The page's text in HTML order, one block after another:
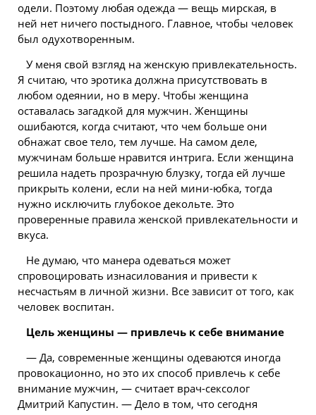
одели. Поэтому любая одежда — вещь мирская, в
ней нет ничего постыдного. Главное, чтобы человек
был одухотворенным.
У меня свой взгляд на женскую привлекательность.
Я считаю, что эротика должна присутствовать в
любом одеянии, но в меру. Чтобы женщина
оставалась загадкой для мужчин. Женщины
ошибаются, когда считают, что чем больше они
обнажат свое тело, тем лучше. На самом деле,
мужчинам больше нравится интрига. Если женщина
решила надеть прозрачную блузку, тогда ей лучше
прикрыть колени, если на ней мини-юбка, тогда
нужно исключить глубокое декольте. Это
проверенные правила женской привлекательности и
вкуса.
Не думаю, что манера одеваться может
спровоцировать изнасилования и привести к
несчастьям в личной жизни. Все зависит от того, как
человек воспитан.
Цель женщины — привлечь к себе внимание
— Да, современные женщины одеваются иногда
провокационно, но это их способ привлечь к себе
внимание мужчин, — считает врач-сексолог
Дмитрий Капустин. — Дело в том, что сегодня